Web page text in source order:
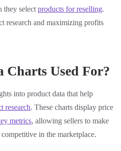
they select products for reselling.
research and maximizing profits
Charts Used For?
into product data that help
research. These charts display price
metrics, allowing sellers to make
in the marketplace.